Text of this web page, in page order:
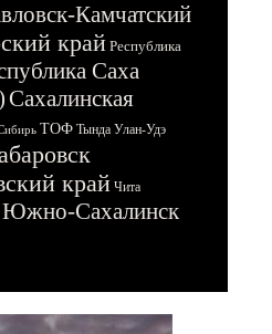
Камчатский
крайРеспублика
Саха
Сахалинская
ТОФ Тында Улан-Удэ
край Чита
Южно-Сахалинск